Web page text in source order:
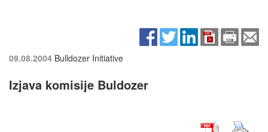
09.08.2004 Bulldozer Initiative
Izjava komisije Buldozer